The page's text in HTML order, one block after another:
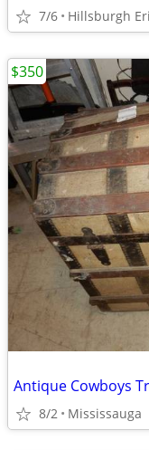
7/6 Hillsburgh
Antique Cowboys
8/2 Mississauga
$350